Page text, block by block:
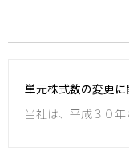
単元株式数の変更
当社は、平成３０